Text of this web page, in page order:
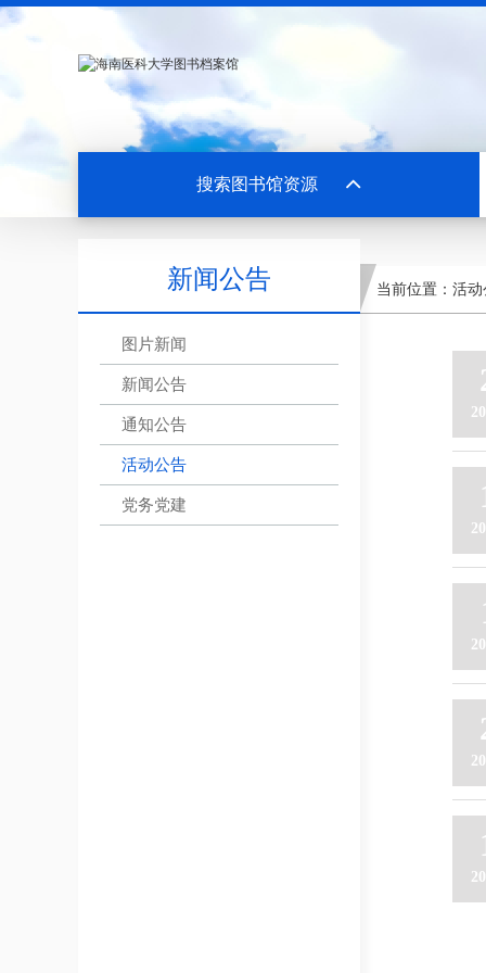
搜索图书馆资源
新闻公告
图片新闻
新闻公告
通知公告
活动公告
党务党建
当前位置： 活动